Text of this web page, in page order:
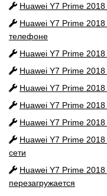
Huawei Y7 Prime 2018
Huawei Y7 Prime 2018
телефоне
Huawei Y7 Prime 2018
Huawei Y7 Prime 2018
Huawei Y7 Prime 2018
Huawei Y7 Prime 2018
Huawei Y7 Prime 2018
Huawei Y7 Prime 2018
сети
Huawei Y7 Prime 2018
перезагружается